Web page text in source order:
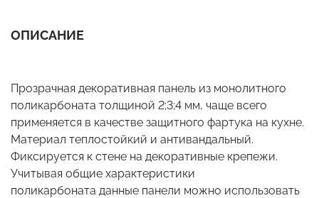
ОПИСАНИЕ
Прозрачная декоративная панель из монолитного
поликарбоната толщиной 2;3;4 мм, чаще всего
применяется в качестве защитного фартука на кухне.
Материал теплостойкий и антивандальный.
Фиксируется к стене на декоративные крепежи.
Учитывая общие характеристики
поликарбоната данные панели можно использовать